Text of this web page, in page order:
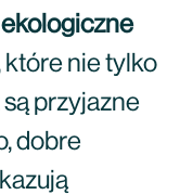
ekologiczne
które nie tylko
przyjazne
dobre